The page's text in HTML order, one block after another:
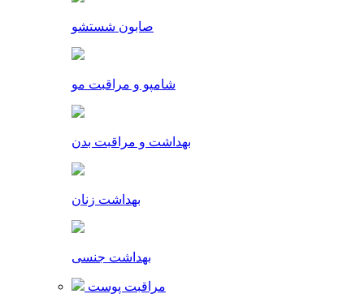
صابون شستشو
شامپو و مراقبت مو
بهداشت و مراقبت بدن
بهداشت زنان
بهداشت جنسی
مراقبت پوست